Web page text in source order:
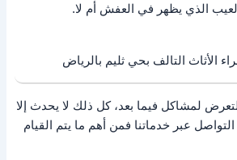
الذي يظهر في العفش أم لا.
الأثاث التالف بحي ثليم بالرياض
لمشاكل فيما بعد، كل ذلك لا يحدث إلا
عبر خدماتنا فمن أهم ما يتم القيام